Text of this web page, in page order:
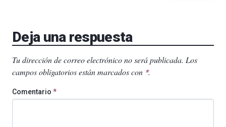
Deja una respuesta
Tu dirección de correo electrónico no será publicada. Los
campos obligatorios están marcados con *.
Comentario *